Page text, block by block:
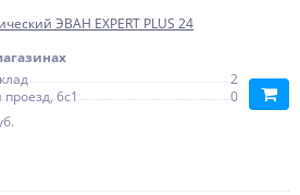
ЭВАН EXPERT PLUS 24
2
6с1
0